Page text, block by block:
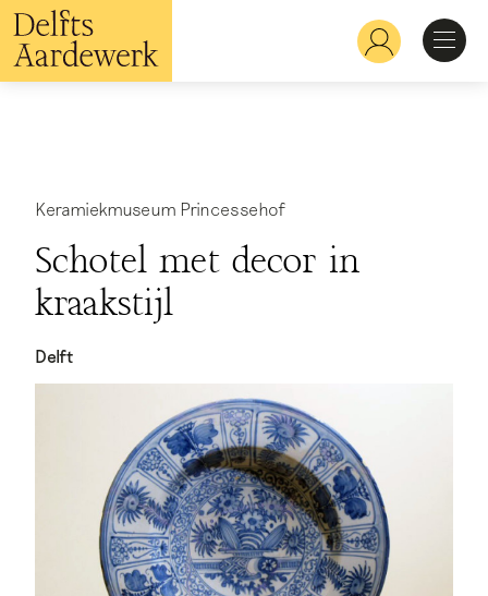
Overslaan
en
naar
de
Hoofdnavigatie
Bekijken
Keramiekmuseum Princessehof
Schotel met decor in
kraakstijl
Delft